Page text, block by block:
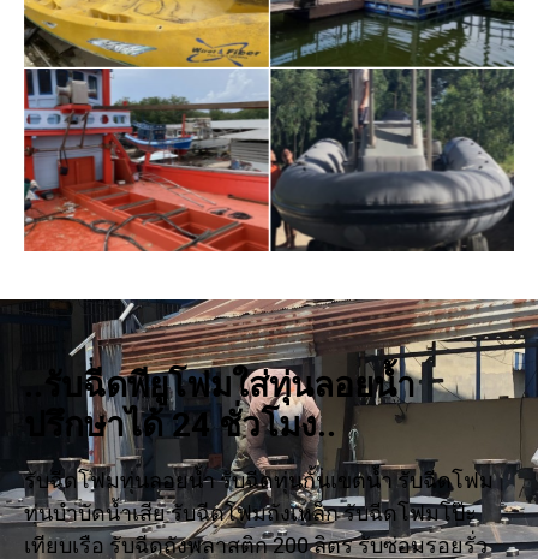
..รับฉีดพียูโฟมใส่ทุ่นลอยน้ำ
ปรึกษาได้ 24 ชั่วโมง..
รับฉีดโฟมทุ่นลอยน้ำ รับฉีดทุ่นกั้นเขตน้ำ รับฉีดโฟม
ทุ่นบำบัดน้ำเสีย รับฉีดโฟมถังเหล็ก รับฉีดโฟมโป๊ะ
เทียบเรือ รับฉีดถังพลาสติก 200 ลิตร รับซ่อมรอยรั่ว